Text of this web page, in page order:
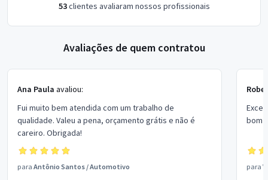
53clientes avaliaram nossos profissionais
Avaliações de quem contratou
Ana Paula avaliou:
Fui muito bem atendida com um trabalho de
qualidade. Valeu a pena, orçamento grátis e não é
careiro. Obrigada!
para Antônio Santos /Automotivo
bom
para